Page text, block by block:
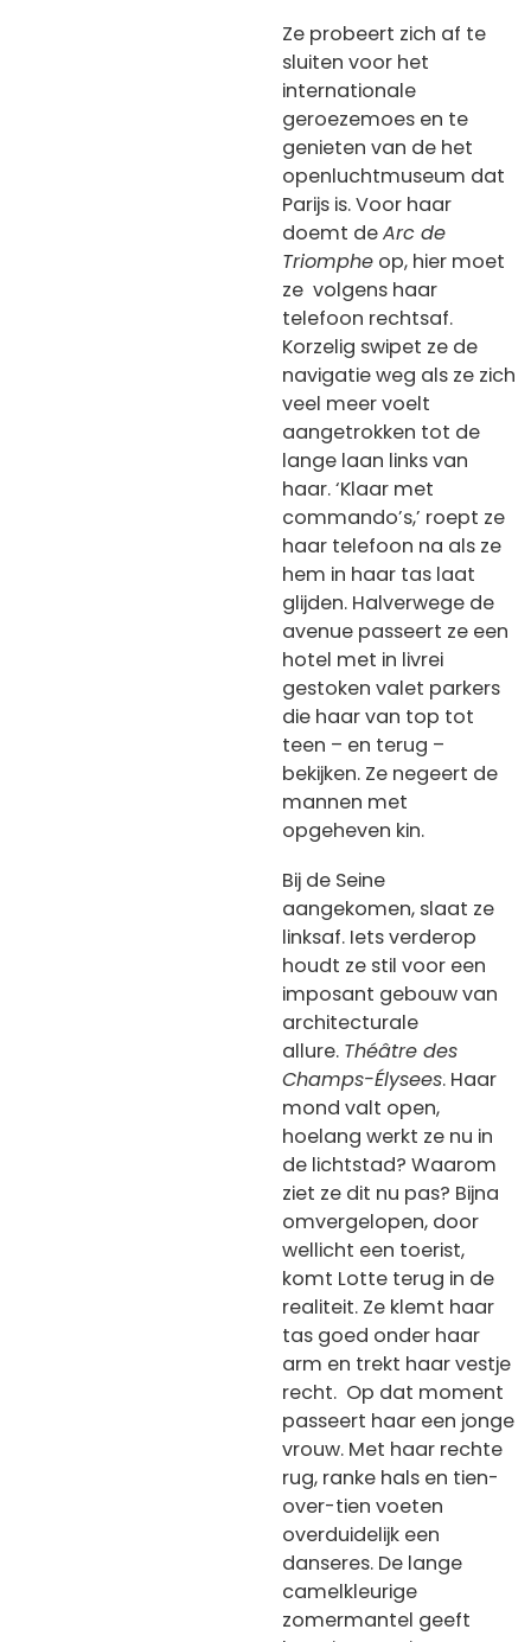
Ze probeert zich af te
sluiten voor het
internationale
geroezemoes en te
genieten van de het
openluchtmuseum dat
Parijs is. Voor haar
doemt deArc de
Triomphe op, hier moet
ze volgens haar
telefoon rechtsaf.
Korzelig swipet ze de
navigatie weg als ze zich
veel meer voelt
aangetrokken tot de
lange laan links van
haar.‘Klaar met
commando’s,’ roept ze
haar telefoon na als ze
hem in haar tas laat
glijden. Halverwege de
avenue passeert ze een
hotel met in livrei
gestoken valet parkers
die haar van top tot
teen – en terug –
bekijken. Ze negeert de
mannen met
opgeheven kin.
Bij de Seine
aangekomen, slaat ze
linksaf. Iets verderop
houdt ze stil voor een
imposant gebouw van
architecturale
allure. Théâtre des
Champs-Élysees. Haar
mond valt open,
hoelang werkt ze nu in
de lichtstad? Waarom
ziet ze dit nu pas? Bijna
omvergelopen, door
wellicht een toerist,
komt Lotte terug in de
realiteit. Ze klemt haar
tas goed onder haar
arm en trekt haar vestje
recht. Op dat moment
passeert haar een jonge
vrouw. Met haar rechte
rug, ranke hals en tien-
over-tien voeten
overduidelijk een
danseres. De lange
camelkleurige
zomermantel geeft